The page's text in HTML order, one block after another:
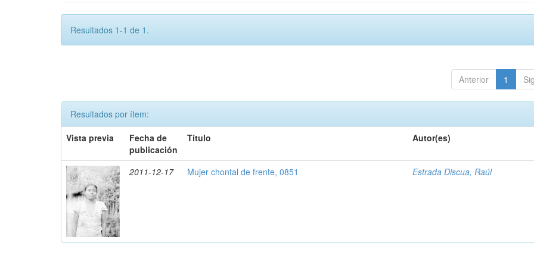
Resultados 1-1 de 1.
Anterior 1
Resultados por ítem:
Vista previa
Fecha de
publicación
Título Autor(es)
2011-12-17 Mujer chontal de frente, 0851 Estrada Discua, Raúl